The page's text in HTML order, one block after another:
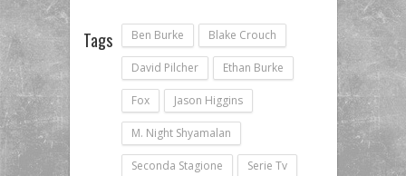
Tags Ben Burke Blake Crouch
David Pilcher Ethan Burke
Fox Jason Higgins
M. Night Shyamalan
Seconda Stagione Serie Tv